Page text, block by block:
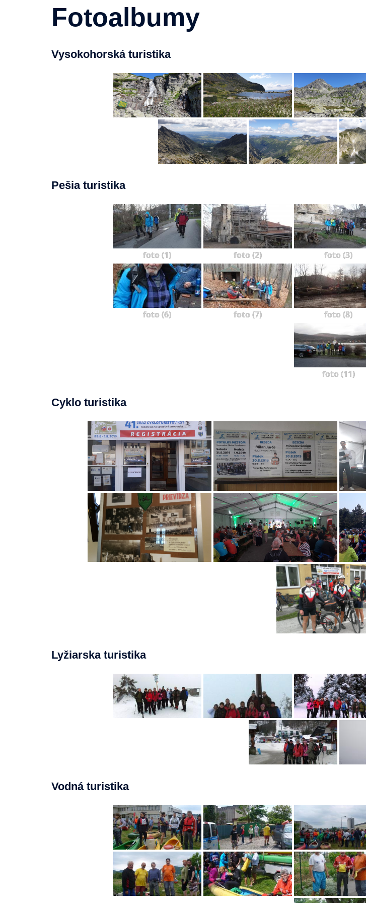
Fotoalbumy
Vysokohorská turistika
Pešia turistika
foto (1) foto (2) foto (3)
foto (6) foto (7) foto (8)
foto (11)
Cyklo turistika
Lyžiarska turistika
Vodná turistika